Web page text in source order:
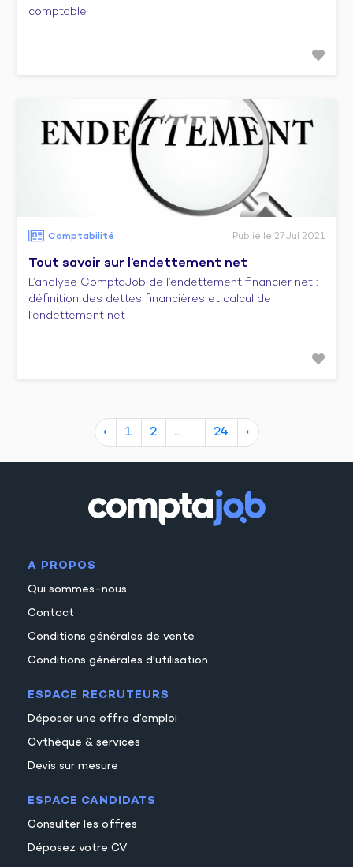
comptable
Comptabilité Publié le 27 Jul 2021
Tout savoir sur l’endettement net
L’analyse ComptaJob de l’endettement financier net :
définition des dettes financières et calcul de
l’endettement net
‹ 1
2
10
18
22
23
24 ›
A PROPOS
Qui sommes-nous
Contact
Conditions générales de vente
Conditions générales d'utilisation
ESPACE RECRUTEURS
Déposer une offre d’emploi
Cvthèque & services
Devis sur mesure
ESPACE CANDIDATS
Consulter les offres
Déposez votre CV